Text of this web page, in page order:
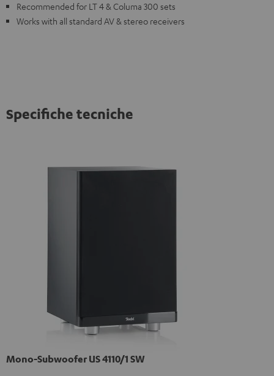
Recommended for LT 4 & Columa 300 sets
Works with all standard AV & stereo receivers
Specifiche tecniche
Mono-Subwoofer US 4110/1 SW